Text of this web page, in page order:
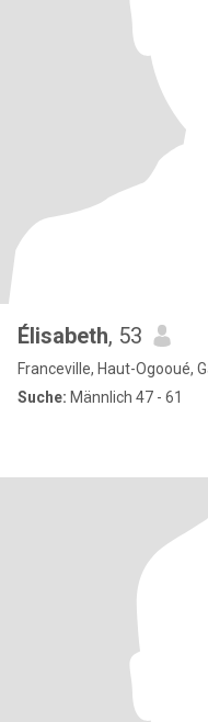
Élisabeth, 53
Franceville, Haut-Ogooué,
Suche: Männlich 47 - 61